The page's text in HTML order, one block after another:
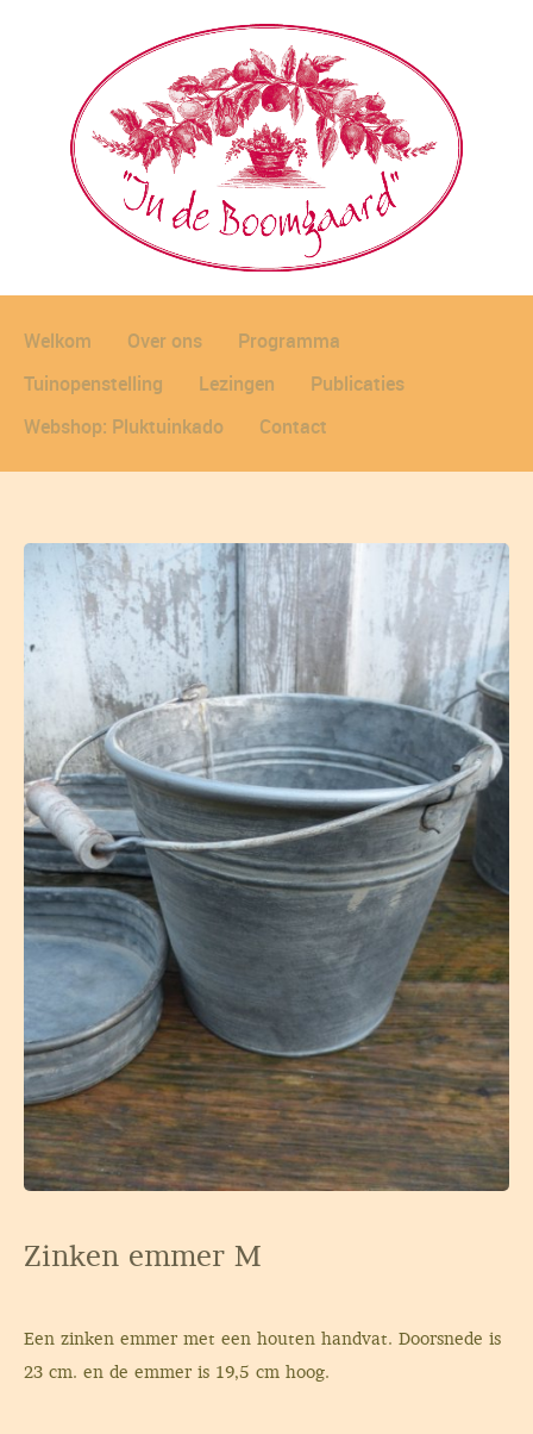
Welkom Over ons
Programma
Tuinopenstelling
Lezingen
Publicaties
Webshop: Pluktuinkado
Contact
Zinken emmer M
Een zinken emmer met een houten handvat. Doorsnede is
23 cm. en de emmer is 19,5 cm hoog.